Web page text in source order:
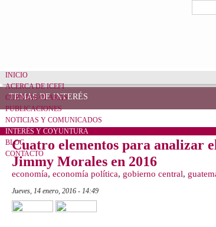
INICIO
ACERCA DE ICEFI
CUENTAS CLARAS
PUBLICACIONES
NOTICIAS Y COMUNICADOS
INTERÉS Y COYUNTURA
BLOG
CONTACTO
TEMAS DE INTERÉS
Cuatro elementos para analizar
Jimmy Morales en 2016
economía, economía política, gobierno central,
jueves, 14 enero, 2016 - 14:49